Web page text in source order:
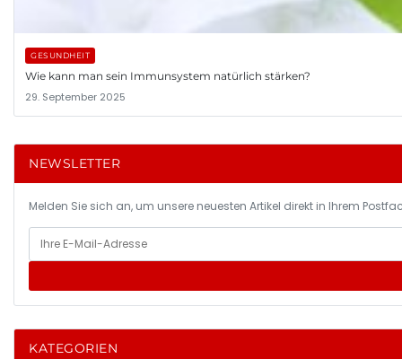
GESUNDHEIT
Wie kann man sein Immunsystem natürlich stärken?
29. September 2025
NEWSLETTER
Melden Sie sich an, um unsere neuesten Artikel direkt in Ihrem
KATEGORIEN